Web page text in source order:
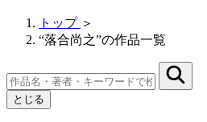
トップ ＞
“落合尚之”の作品一覧
とじる